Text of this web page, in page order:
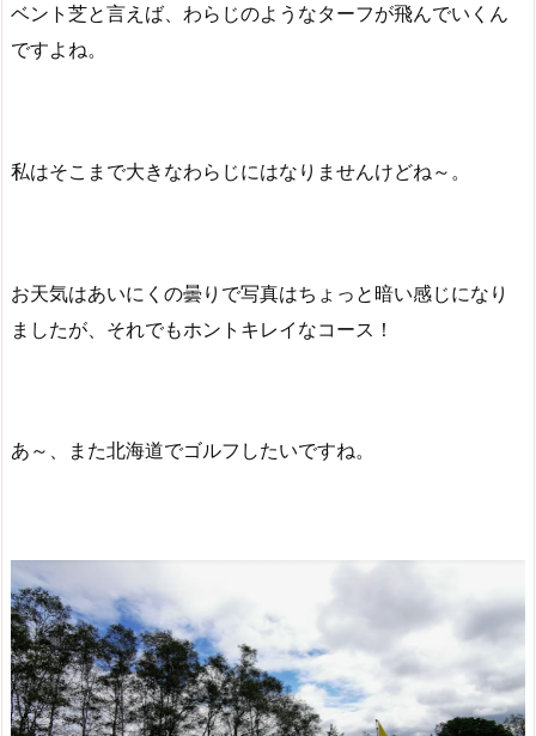
ベント芝と言えば、わらじのようなターフが飛んでいくん
ですよね。
私はそこまで大きなわらじにはなりませんけどね～。
お天気はあいにくの曇りで写真はちょっと暗い感じになり
ましたが、それでもホントキレイなコース！
あ～、また北海道でゴルフしたいですね。